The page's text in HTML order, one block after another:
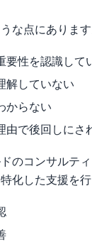
な点にあります
要性を認識して
解していない
からない
由で後回しにさ
のコンサルテ
化した支援を行